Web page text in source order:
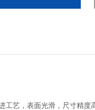
艺，表面光滑，尺寸精度